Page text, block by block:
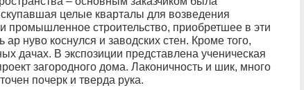
целые кварталы для возведения
промышленное строительство, приобретшее в эти
ар нуво коснулся и заводских стен. Кроме того,
дачах. В экспозиции представлена ученическая
загородного дома. Лаконичность и шик, много
почерк и тверда рука.